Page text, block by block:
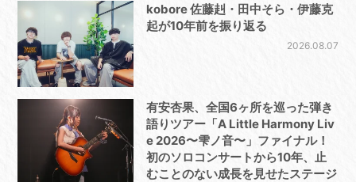
kobore 佐藤赳・田中そら・伊藤克
起が10年前を振り返る
2026.08.07
有安杏果、全国6ヶ所を巡った弾き
語りツアー「A Little Harmony Liv
e 2026〜雫ノ音〜」ファイナル！
初のソロコンサートから10年、止
むことのない成長を見せたステージ